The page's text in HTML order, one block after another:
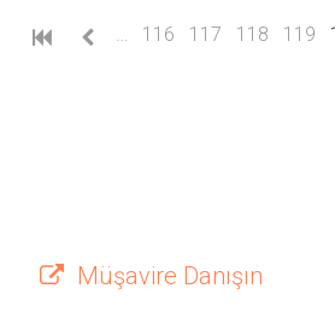
116 117 118 119
Müşavire Danışın